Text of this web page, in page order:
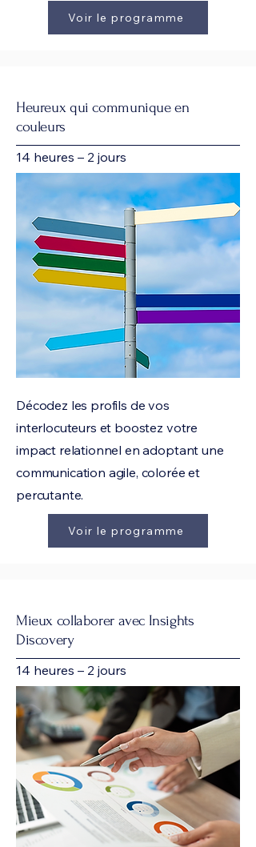
Voir le programme
Heureux qui communique en
couleurs
14 heures – 2 jours
Décodez les profils de vos
interlocuteurs et boostez votre
impact relationnel en adoptant une
communication agile, colorée et
percutante.
Voir le programme
Mieux collaborer avec Insights
Discovery
14 heures – 2 jours